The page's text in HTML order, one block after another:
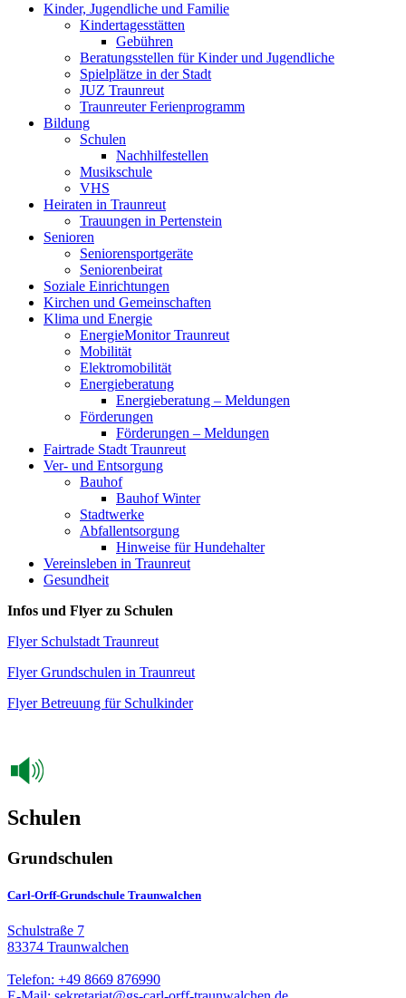
Kinder, Jugendliche und Familie
Kindertagesstätten
Gebühren
Beratungsstellen für Kinder und Jugendliche
Spielplätze in der Stadt
JUZ Traunreut
Traunreuter Ferienprogramm
Bildung
Schulen
Nachhilfestellen
Musikschule
VHS
Heiraten in Traunreut
Trauungen in Pertenstein
Senioren
Seniorensportgeräte
Seniorenbeirat
Soziale Einrichtungen
Kirchen und Gemeinschaften
Klima und Energie
EnergieMonitor Traunreut
Mobilität
Elektromobilität
Energieberatung
Energieberatung – Meldungen
Förderungen
Förderungen – Meldungen
Fairtrade Stadt Traunreut
Ver- und Entsorgung
Bauhof
Bauhof Winter
Stadtwerke
Abfallentsorgung
Hinweise für Hundehalter
Vereinsleben in Traunreut
Gesundheit
Infos und Flyer zu Schulen
Flyer Schulstadt Traunreut
Flyer Grundschulen in Traunreut
Flyer Betreuung für Schulkinder
Schulen
Grundschulen
Carl-Orff-Grundschule Traunwalchen
Schulstraße 7
83374 Traunwalchen
Telefon: +49 8669 876990